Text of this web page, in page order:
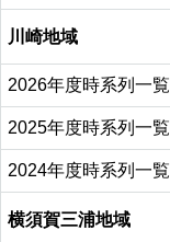
川崎地域
2026年度時系列一覧
2025年度時系列一覧
2024年度時系列一覧
横須賀三浦地域